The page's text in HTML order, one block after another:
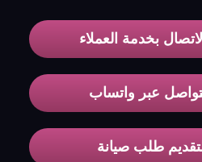
بخدمة العملاء
عبر واتساب
طلب صيانة